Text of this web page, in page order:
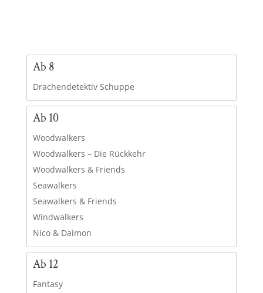
Ab 8
Drachendetektiv Schuppe
Ab 10
Woodwalkers
Woodwalkers – Die Rückkehr
Woodwalkers & Friends
Seawalkers
Seawalkers & Friends
Windwalkers
Nico & Daimon
Ab 12
Fantasy